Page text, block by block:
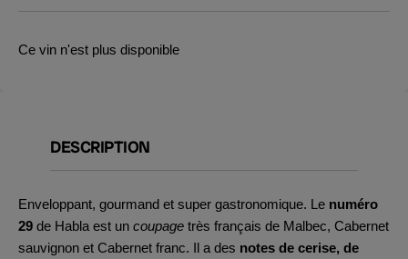
Ce vin n'est plus disponible
DESCRIPTION
Enveloppant, gourmand et super gastronomique. Le numéro
29 de Habla est un coupage très français de Malbec, Cabernet
sauvignon et Cabernet franc. Il a des notes de cerise, de